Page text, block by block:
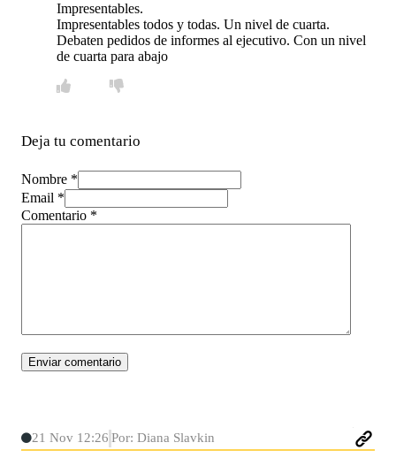
Impresentables.
Impresentables todos y todas. Un nivel de cuarta.
Debaten pedidos de informes al ejecutivo. Con un nivel
de cuarta para abajo
Deja tu comentario
Nombre *
Email *
Comentario *
21 Nov 12:26 Por: Diana Slavkin